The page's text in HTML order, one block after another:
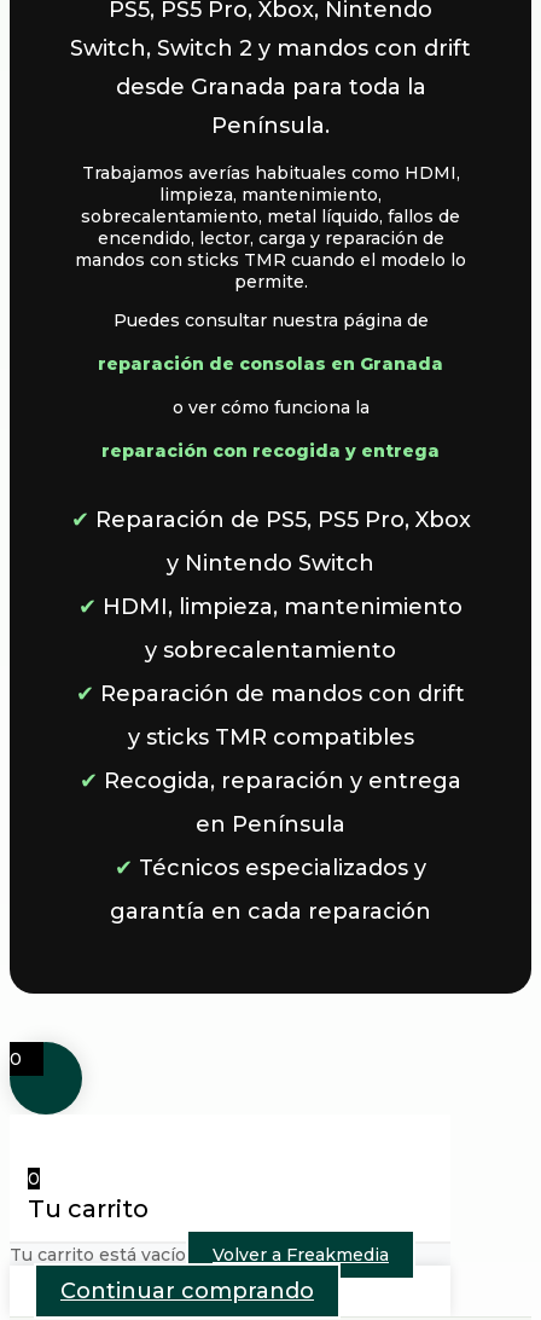
PS5, PS5 Pro, Xbox, Nintendo
Switch, Switch 2 y mandos con drift
desde Granada para toda la
Península.
Trabajamos averías habituales como HDMI,
limpieza, mantenimiento,
sobrecalentamiento, metal líquido, fallos de
encendido, lector, carga y reparación de
mandos con sticks TMR cuando el modelo lo
permite.
Puedes consultar nuestra página de
reparación de consolas en Granada
o ver cómo funciona la
reparación con recogida y entrega
✔ Reparación de PS5, PS5 Pro, Xbox
y Nintendo Switch
✔ HDMI, limpieza, mantenimiento
y sobrecalentamiento
✔ Reparación de mandos con drift
y sticks TMR compatibles
✔ Recogida, reparación y entrega
en Península
✔ Técnicos especializados y
garantía en cada reparación
0
0
Tu carrito
Tu carrito está vacío Volver a Freakmedia
Continuar comprando